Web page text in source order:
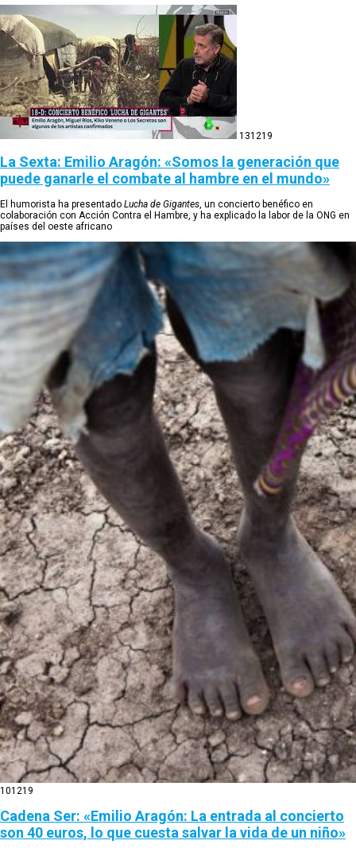
131219
La Sexta: Emilio Aragón: «Somos la generación que
puede ganarle el combate al hambre en el mundo»
El humorista ha presentado Lucha de Gigantes , un concierto benéfico en
colaboración con Acción Contra el Hambre, y ha explicado la labor de la ONG en
países del oeste africano
101219
Cadena Ser: «Emilio Aragón: La entrada al concierto
son 40 euros, lo que cuesta salvar la vida de un niño»